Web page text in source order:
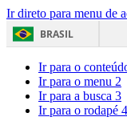
Ir direto para menu de
BRASIL
Ir para o
Ir para o menu 2
Ir para a busca 3
Ir para o rodapé 4